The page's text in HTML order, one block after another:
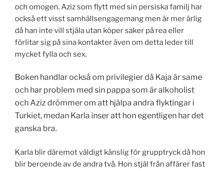
och omogen. Aziz som flytt med sin persiska familj har
också ett visst samhällsengagemang men är mer ärlig
då han inte vill stjäla utan köper saker på rea eller
förlitar sig på sina kontakter även om detta leder till
mycket fylla och sex.
Boken handlar också om privilegier då Kaja är same
och har problem med sin pappa som är alkoholist
och Aziz drömmer om att hjälpa andra flyktingar i
Turkiet, medan Karla inser att hon egentligen har det
ganska bra.
Karla blir däremot väldigt känslig för grupptryck då hon
blir beroende av de andra två. Hon stjäl från affärer fast